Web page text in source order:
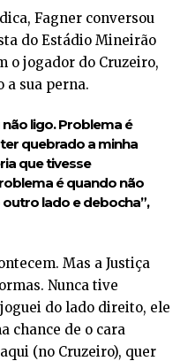
Fagner conversou
do Estádio Mineirão
o jogador do Cruzeiro,
a sua perna.
ligo. Problema é
quebrado a minha
que tivesse
é quando não
lado e debocha”,
Mas a Justiça
Nunca tive
do lado direito, ele
chance de o cara
(no Cruzeiro), quer